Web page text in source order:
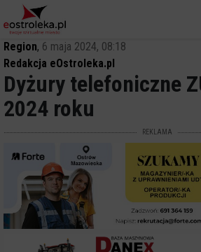
Region, 6 maja 2024, 08:18
Redakcja eOstroleka.pl
Dyżury telefoniczne
2024 roku
REKLAMA